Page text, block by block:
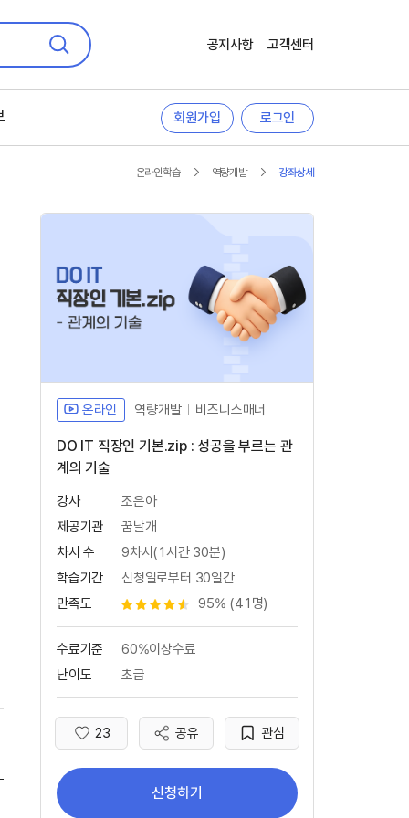
검색 공지사항 고객센터
회원가입 로그인
온라인학습 역량개발 강좌상세
온라인 역량개발 비즈니스매너
DO IT 직장인 기본.zip : 성공을 부르는 관
계의 기술
강사
조은아
제공기관
꿈날개
차시 수
9차시(1시간 30분)
학습기간
신청일로부터 30일간
만족도
별점 4.5개 95% (41명)
수료기준
60%이상수료
난이도
초급
좋아요
23 공유 관심
신청하기